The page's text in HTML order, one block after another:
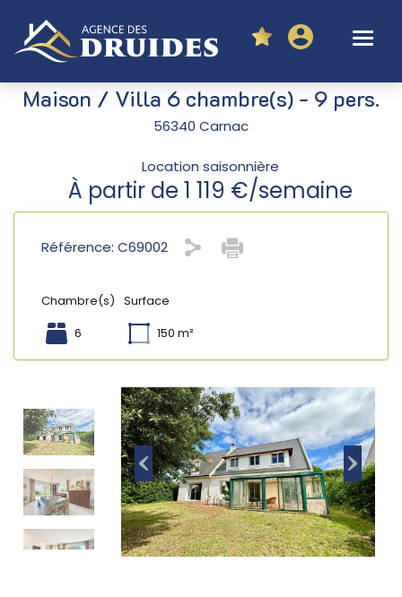
Maison / Villa 6 chambre(s) - 9 pers.
56340 Carnac
Location saisonnière
À partir de 1 119 €/semaine
Référence: C69002
Chambre(s)
6
Surface
150 m²